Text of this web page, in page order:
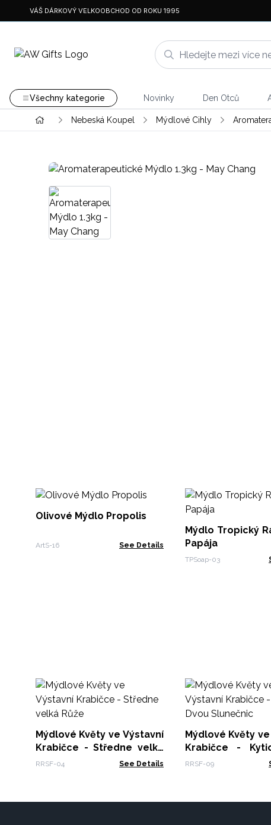
VÁŠ DÁRKOVÝ VELKOOBCHOD OD ROKU 1995
Všechny kategorie Novinky Den Otců
Nebeská Koupel Mýdlové Cihly
Olivové Mýdlo Propolis
ArtS-16 See Details
Mýdlo Tropický
Papája
TPSoap-03
Mýdlové Květy ve Výstavní
Krabičce - Středne velká
Růže
RRSF-04 See Details
Mýdlové Květy
Krabičce -
Slunečnic
RRSF-09